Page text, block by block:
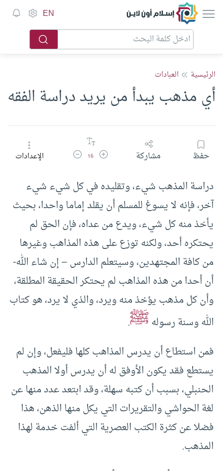
إسلام أون لاين EN
الرئيسية العبادات
أي مذهب يبدأ من يريد دراسة الفقه
حفظ مشاركة زيادة حجم الخط
16 تقليل حجم الخطالإعدادات
دراسة المذهب شيء، وتقليده في كل شيء شيء
آخر، فإنه لا يسوغ للمسلم أن يقلد إماما واحدا، بحيث
يأخذ منه كل شيء، ويدع من عداه، فإن الحق لم
يحتكره أحد، ولكنه توزع على هذه المذاهب وغيرها
من كافة المجتهدين، وسيتعلم الدارس – إن شاء الله-
أن أحدا من هذه المذاهب لم يحتكر الحقيقة المطلقة،
وأن كل مذهب يؤخذ منه ويرد، والذي لا يرد، هو كتاب
الله وسنة رسولهﷺ.
فمن استطاع أن يدرس المذاهب كلها فليفعل، وإن لم
يستطع فقد يكون الأوفق له أن يدرس أولا المذهب
الحنبلي، بسبب أن كتبه سهلة، وقد ابتعد عدد منها عن
لغة الحواشي والتقريرات التي يكل منها الذهن، هذا
فضلا عن كثرة الكتب العصرية التي ألفت خدمة لهذا
المذهب.